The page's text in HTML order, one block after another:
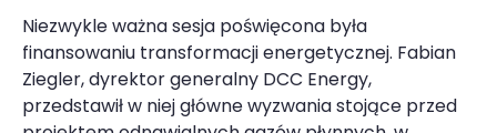
Niezwykle ważna sesja poświęcona była
finansowaniu transformacji energetycznej. Fabian
Ziegler, dyrektor generalny DCC Energy,
przedstawił w niej główne wyzwania stojące przed